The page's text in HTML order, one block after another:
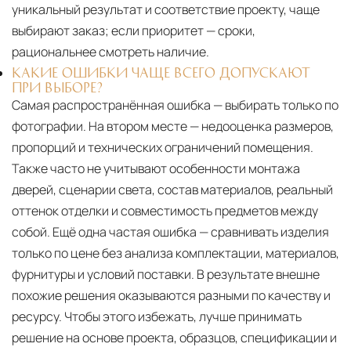
уникальный результат и соответствие проекту, чаще
выбирают заказ; если приоритет — сроки,
рациональнее смотреть наличие.
КАКИЕ ОШИБКИ ЧАЩЕ ВСЕГО ДОПУСКАЮТ
ПРИ ВЫБОРЕ?
Самая распространённая ошибка — выбирать только по
фотографии. На втором месте — недооценка размеров,
пропорций и технических ограничений помещения.
Также часто не учитывают особенности монтажа
дверей, сценарии света, состав материалов, реальный
оттенок отделки и совместимость предметов между
собой. Ещё одна частая ошибка — сравнивать изделия
только по цене без анализа комплектации, материалов,
фурнитуры и условий поставки. В результате внешне
похожие решения оказываются разными по качеству и
ресурсу. Чтобы этого избежать, лучше принимать
решение на основе проекта, образцов, спецификации и